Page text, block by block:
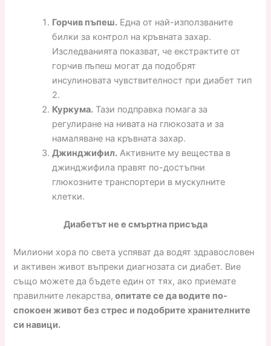
Горчив пъпеш. Една от най-използваните
билки за контрол на кръвната захар.
Изследванията показват, че екстрактите от
горчив пъпеш могат да подобрят
инсулиновата чувствителност при диабет тип
2.
Куркума. Тази подправка помага за
регулиране на нивата на глюкозата и за
намаляване на кръвната захар.
Джинджифил. Активните му вещества в
джинджифила правят по-достъпни
глюкозните транспортери в мускулните
клетки.
Диабетът не е смъртна присъда
Милиони хора по света успяват да водят здравословен
и активен живот въпреки диагнозата си диабет. Вие
също можете да бъдете един от тях, ако приемате
правилните лекарства, опитате се да водите по-
спокоен живот без стрес и подобрите хранителните
си навици.